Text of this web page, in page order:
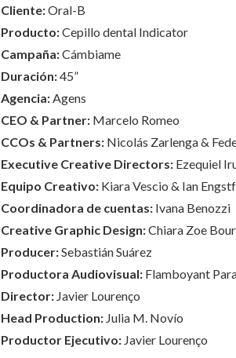
Cliente:Oral-B
Producto:Cepillo dental Indicator
Campaña:Cámbiame
Duración:45”
Agencia:Agens
CEO & Partner:Marcelo Romeo
CCOs & Partners:Nicolás Zarlenga &
Executive Creative Directors:Ezequiel
Equipo Creativo:Kiara Vescio & Ian
Coordinadora de cuentas:Ivana Benozzi
Creative Graphic Design:Chiara Zoe
Producer:Sebastián Suárez
Productora Audiovisual:Flamboyant
Director:Javier Lourenço
Head Production:Julia M. Novío
Productor Ejecutivo:Javier Lourenço